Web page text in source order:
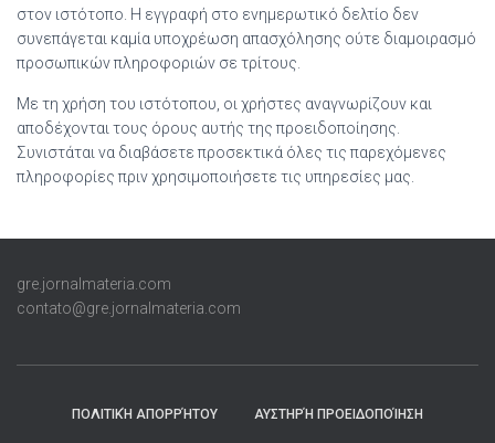
στον ιστότοπο. Η εγγραφή στο ενημερωτικό δελτίο δεν
συνεπάγεται καμία υποχρέωση απασχόλησης ούτε διαμοιρασμό
προσωπικών πληροφοριών σε τρίτους.
Με τη χρήση του ιστότοπου, οι χρήστες αναγνωρίζουν και
αποδέχονται τους όρους αυτής της προειδοποίησης.
Συνιστάται να διαβάσετε προσεκτικά όλες τις παρεχόμενες
πληροφορίες πριν χρησιμοποιήσετε τις υπηρεσίες μας.
gre.jornalmateria.com
contato@gre.jornalmateria.com
ΠΟΛΙΤΙΚΉ ΑΠΟΡΡΉΤΟΥ ΑΥΣΤΗΡΉ ΠΡΟΕΙΔΟΠΟΊΗΣΗ